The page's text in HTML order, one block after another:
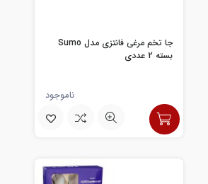
جا تخم مرغی فانتزی مدل Sumo
بسته 2 عددی
ناموجود